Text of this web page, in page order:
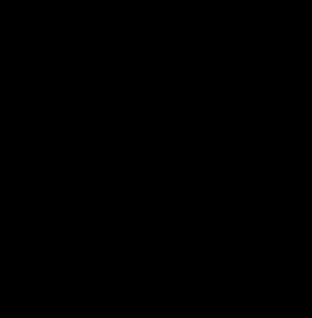
على اعتبار أن هذه الأرض “غير محروثة”،
السجل الرسمي الخاص بالمعاهدات المسجلة لدى
ماي 1989.